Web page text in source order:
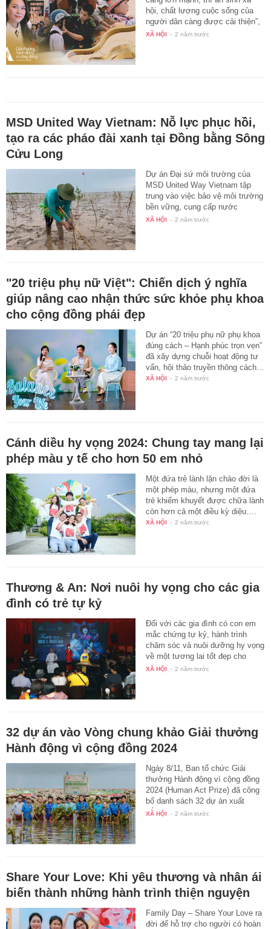
hội, chất lượng cuộc sống của
người dân càng được cải thiện”,
…
XÃ HỘI - 2 năm trước
MSD United Way Vietnam: Nỗ lực phục hồi,
tạo ra các pháo đài xanh tại Đồng bằng Sông
Cửu Long
Dự án Đại sứ môi trường của
MSD United Way Vietnam tập
trung vào việc bảo vệ môi trường
bền vững, cung cấp nước
sạch…
XÃ HỘI - 2 năm trước
"20 triệu phụ nữ Việt": Chiến dịch ý nghĩa
giúp nâng cao nhận thức sức khỏe phụ khoa
cho cộng đồng phái đẹp
Dự án “20 triệu phụ nữ phụ khoa
đúng cách – Hạnh phúc trọn vẹn”
đã xây dựng chuỗi hoạt động tư
vấn, hội thảo truyền thông cách…
XÃ HỘI - 2 năm trước
Cánh diều hy vọng 2024: Chung tay mang lại
phép màu y tế cho hơn 50 em nhỏ
Một đứa trẻ lành lặn chào đời là
một phép màu, nhưng một đứa
trẻ khiếm khuyết được chữa lành
còn hơn cả một điều kỳ diệu.…
XÃ HỘI - 2 năm trước
Thương & An: Nơi nuôi hy vọng cho các gia
đình có trẻ tự kỷ
Đối với các gia đình có con em
mắc chứng tự kỷ, hành trình
chăm sóc và nuôi dưỡng hy vọng
về một tương lai tốt đẹp cho
con…
XÃ HỘI - 2 năm trước
32 dự án vào Vòng chung khảo Giải thưởng
Hành động vì cộng đồng 2024
Ngày 8/11, Ban tổ chức Giải
thưởng Hành động vì cộng đồng
2024 (Human Act Prize) đã công
bố danh sách 32 dự án xuất
sắc…
XÃ HỘI - 2 năm trước
Share Your Love: Khi yêu thương và nhân ái
biến thành những hành trình thiện nguyện
Family Day – Share Your Love ra
đời để hỗ trợ cho người có hoàn